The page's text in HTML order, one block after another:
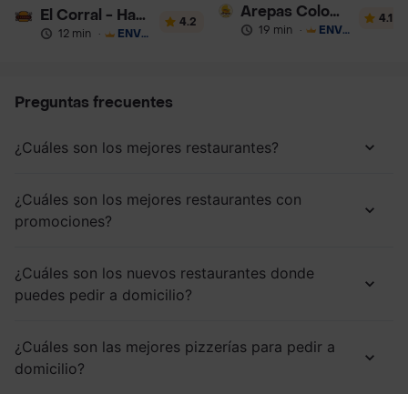
El Corral - Hamburguesa
12 min · ENVÍO GRATIS
4.2
Arepas Colombianas Premium
19 min · ENVÍO GRATIS
4.1
Preguntas frecuentes
¿Cuáles son los mejores restaurantes?
¿Cuáles son los mejores restaurantes con
promociones?
¿Cuáles son los nuevos restaurantes donde
puedes pedir a domicilio?
¿Cuáles son las mejores pizzerías para pedir a
domicilio?